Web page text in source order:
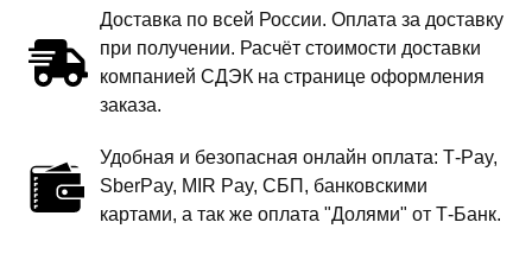
Доставка по всей России. Оплата за доставку
при получении. Расчёт стоимости доставки
компанией СДЭК на странице оформления
заказа.
Удобная и безопасная онлайн оплата: T‑Pay,
SberPay, MIR Pay, СБП, банковскими
картами, а так же оплата "Долями" от Т-Банк.